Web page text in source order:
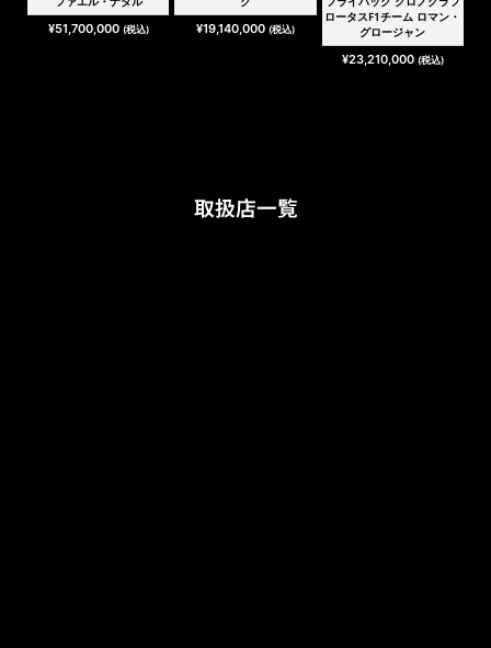
¥51,700,000 (税込)
¥19,140,000 (税込)
ロータスF1チーム ロマン・
グロージャン
¥23,210,000 (税込)
取扱店一覧